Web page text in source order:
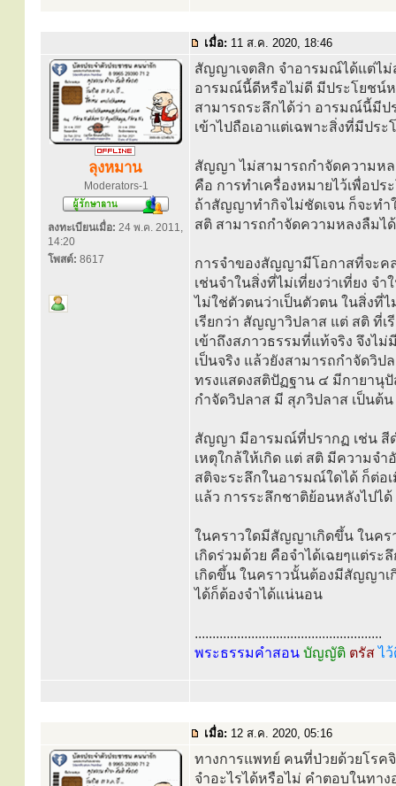
เมื่อ: 11 ส.ค. 2020, 18:46
ลุงหมาน
Moderators-1
ลงทะเบียนเมื่อ: 24 พ.ค. 2011,
14:20
โพสต์: 8617
สัญญาเจตสิก จำอารมณ์ได้แต่ไม่
อารมณ์นี้ดีหรือไม่ดี มีประโยชน์
สามารถระลึกได้ว่า อารมณ์นี้มีป
เข้าไปถือเอาแต่เฉพาะสิ่งที่มีปร
สัญญา ไม่สามารถกำจัดความห
คือ การทำเครื่องหมายไว้เพื่อป
ถ้าสัญญาทำกิจไม่ชัดเจน ก็จะทำ
สติ สามารถกำจัดความหลงลืมไ
การจำของสัญญามีโอกาสที่จะค
เช่นจำในสิ่งที่ไม่เที่ยงว่าเที่ยง จ
ไม่ใช่ตัวตนว่าเป็นตัวตน ในสิ่งที่
เรียกว่า สัญญาวิปลาส แต่ สติ ที่เ
เข้าถึงสภาวธรรมที่แท้จริง จึงไ
เป็นจริง แล้วยังสามารถกำจัดวิ
ทรงแสดงสติปัฏฐาน ๔ มีกายานุ
กำจัดวิปลาส มี สุภวิปลาส เป็นต้น
สัญญา มีอารมณ์ที่ปรากฏ เช่น สีด
เหตุใกล้ให้เกิด แต่ สติ มีความจำ
สติจะระลึกในอารมณ์ใดได้ ก็ต่
แล้ว การระลึกชาติย้อนหลังไปไ
ในคราวใดมีสัญญาเกิดขึ้น ในคร
เกิดร่วมด้วย คือจำได้เฉยๆแต่ระ
เกิดขึ้น ในคราวนั้นต้องมีสัญญา
ได้ก็ต้องจำได้แน่นอน
.....................................................
พระธรรมคำสอน บัญญัติ ตรัสไ
เมื่อ: 12 ส.ค. 2020, 05:16
ทางการแพทย์ คนที่ป่วยด้วยโรคจิ
จำอะไรได้หรือไม่ คำตอบในทา